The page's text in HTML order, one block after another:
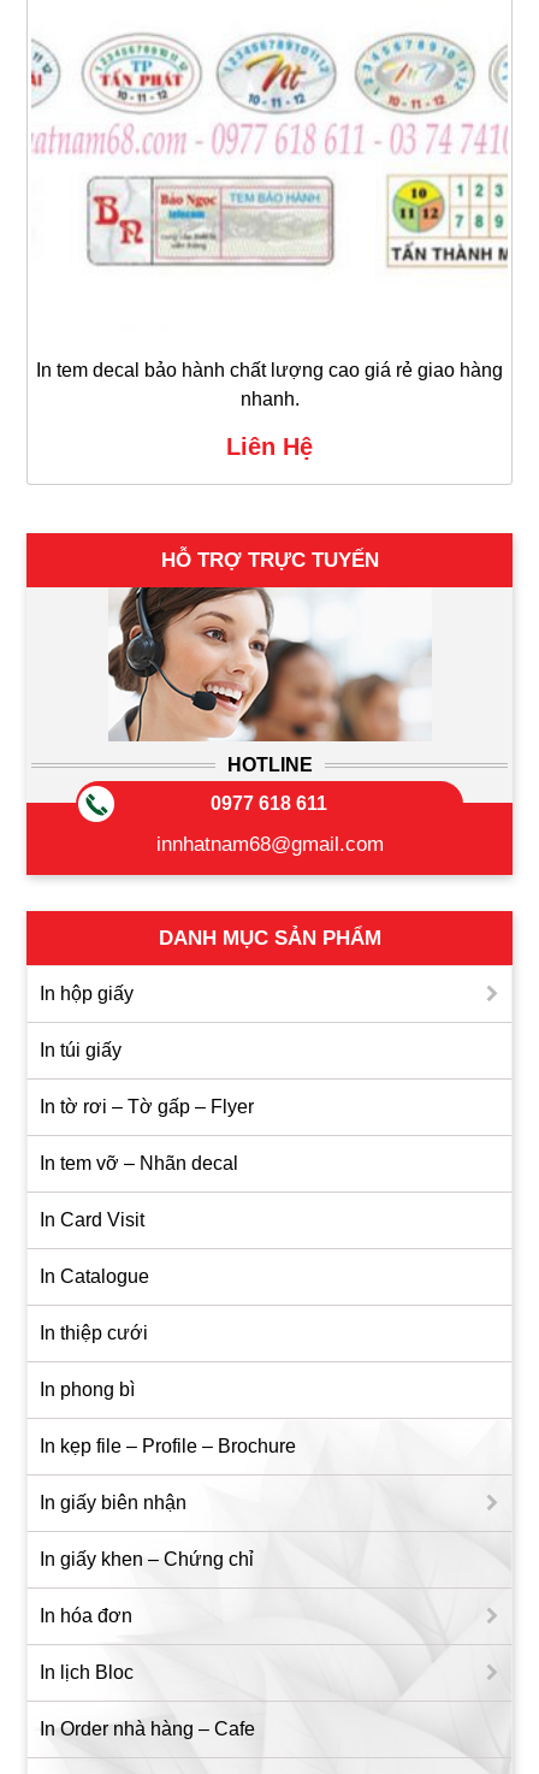
In tem decal bảo hành chất lượng cao giá rẻ giao hàng
nhanh.
Liên Hệ
HỖ TRỢ TRỰC TUYẾN
HOTLINE
0977 618 611
innhatnam68@gmail.com
DANH MỤC SẢN PHẨM
In hộp giấy
In túi giấy
In tờ rơi – Tờ gấp – Flyer
In tem vỡ – Nhãn decal
In Card Visit
In Catalogue
In thiệp cưới
In phong bì
In kẹp file – Profile – Brochure
In giấy biên nhận
In giấy khen – Chứng chỉ
In hóa đơn
In lịch Bloc
In Order nhà hàng – Cafe